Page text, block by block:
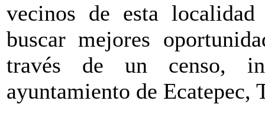
vecinos de esta
buscar mejores
través de un censo,
ayuntamiento de Ecatepec,